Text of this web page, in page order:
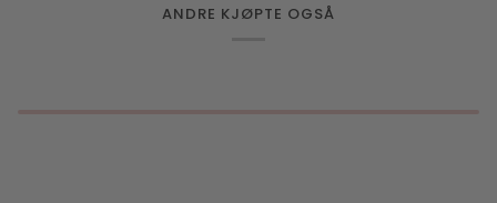
ANDRE KJØPTE OGSÅ